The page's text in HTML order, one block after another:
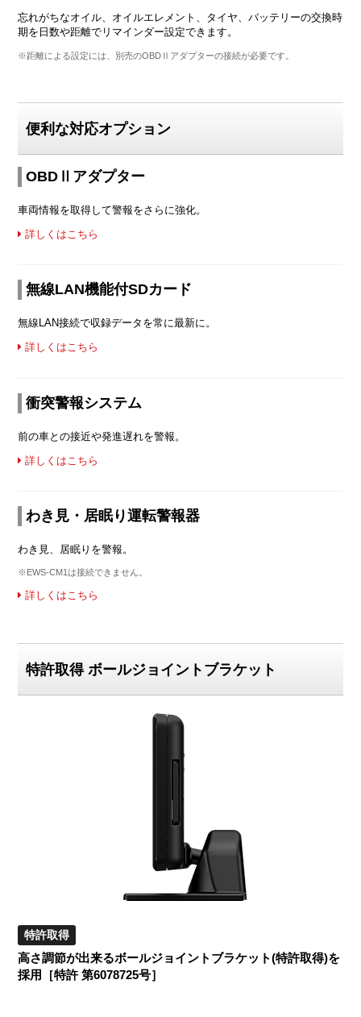
忘れがちなオイル、オイルエレメント、タイヤ、バッテリーの交換時
期を日数や距離でリマインダー設定できます。
※距離による設定には、別売のOBDⅡアダプターの接続が必要です。
便利な対応オプション
OBDⅡアダプター
車両情報を取得して警報をさらに強化。
詳しくはこちら
無線LAN機能付SDカード
無線LAN接続で収録データを常に最新に。
詳しくはこちら
衝突警報システム
前の車との接近や発進遅れを警報。
詳しくはこちら
わき見・居眠り運転警報器
わき見、居眠りを警報。
※EWS-CM1は接続できません。
詳しくはこちら
特許取得 ボールジョイントブラケット
特許取得
高さ調節が出来るボールジョイントブラケット(特許取得)を
採用［特許 第6078725号］